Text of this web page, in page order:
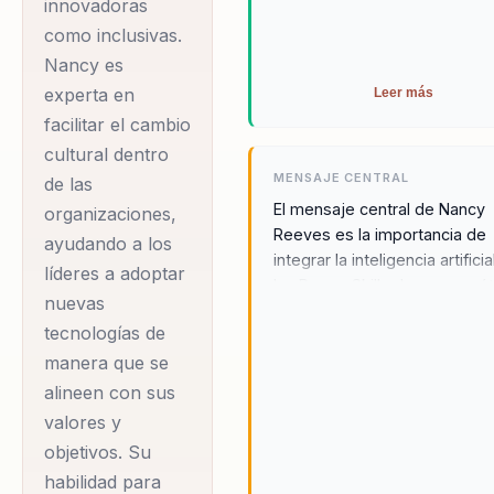
globales de
aprendizaje, lo que le
permite ofrecer
soluciones educativas
innovadoras y
culturalmente
pertinentes. Su
habilidad para traducir
la complejidad en
y cálida inspiran
transformaciones
reales en las
organizaciones que
innovadoras
como inclusivas.
Nancy es
experta en
facilitar el cambio
cultural dentro
de las
organizaciones,
ayudando a los
líderes a adoptar
nuevas
tecnologías de
manera que se
alineen con sus
valores y
objetivos. Su
habilidad para
Leer más
MENSAJE CENTRAL
El mensaje central de Nancy
Reeves es la importancia de
integrar la inteligencia